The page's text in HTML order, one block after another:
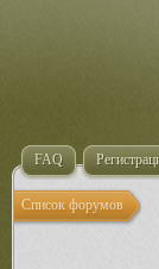
FAQ
Список форумов